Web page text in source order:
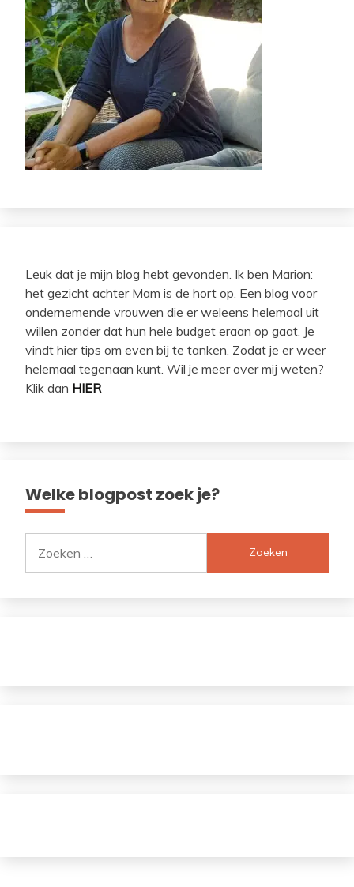
Leuk dat je mijn blog hebt gevonden. Ik ben Marion:
het gezicht achter Mam is de hort op. Een blog voor
ondernemende vrouwen die er weleens helemaal uit
willen zonder dat hun hele budget eraan op gaat. Je
vindt hier tips om even bij te tanken. Zodat je er weer
helemaal tegenaan kunt. Wil je meer over mij weten?
Klik dan HIER
Welke blogpost zoek je?
naar: